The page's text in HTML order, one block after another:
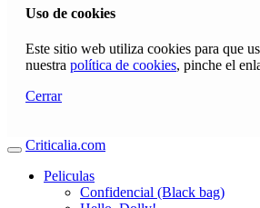
Uso de cookies
Este sitio web utiliza cookies para que
nuestra política de cookies, pinche el
Cerrar
Criticalia.com
Peliculas
Confidencial (Black bag)